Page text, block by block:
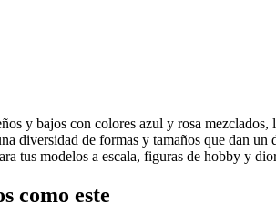
y bajos con colores azul y rosa
diversidad de formas y tamaños que dan un
tus modelos a escala, figuras de hobby y
como este